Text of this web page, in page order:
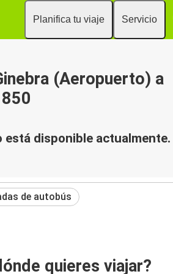
Planifica tu viaje Servicio
(Aeropuerto) a
está disponible actualmente.
de autobús
quieres viajar?